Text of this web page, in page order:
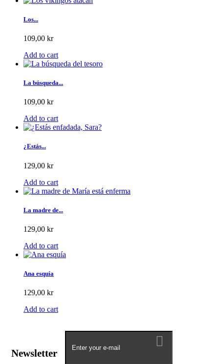
Los...
109,00 kr
Add to cart
La búsqueda...
109,00 kr
Add to cart
¿Estás...
129,00 kr
Add to cart
La madre de...
129,00 kr
Add to cart
Ana esquía
129,00 kr
Add to cart
Newsletter